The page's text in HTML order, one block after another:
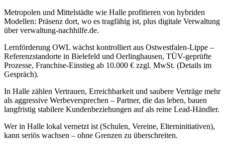
Metropolen und Mittelstädte wie Halle profitieren von hybriden
Modellen: Präsenz dort, wo es tragfähig ist, plus digitale Verwaltung
über verwaltung-nachhilfe.de.
Lernförderung OWL wächst kontrolliert aus Ostwestfalen-Lippe –
Referenzstandorte in Bielefeld und Oerlinghausen, TÜV-geprüfte
Prozesse, Franchise-Einstieg ab 10.000 € zzgl. MwSt. (Details im
Gespräch).
In Halle zählen Vertrauen, Erreichbarkeit und saubere Verträge mehr
als aggressive Werbeversprechen – Partner, die das leben, bauen
langfristig stabilere Kundenbeziehungen auf als reine Lead-Händler.
Wer in Halle lokal vernetzt ist (Schulen, Vereine, Elterninitiativen),
kann seriös wachsen – ohne Grenzen zu überschreiten.